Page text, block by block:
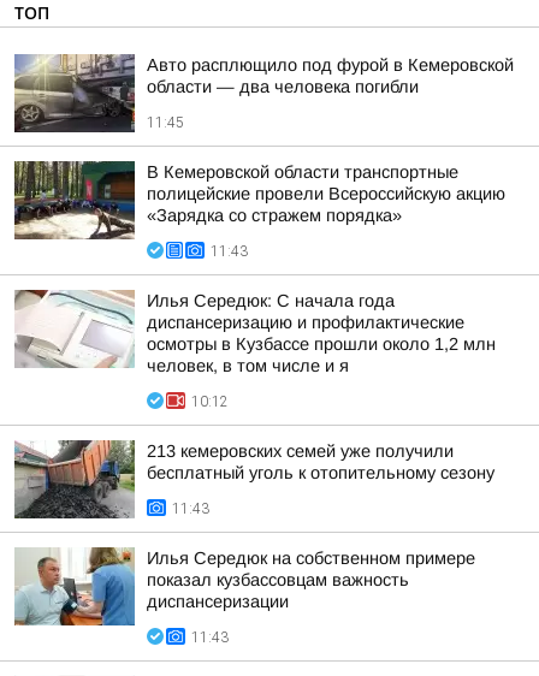
ТОП
Авто расплющило под фурой в Кемеровской
области — два человека погибли
11:45
В Кемеровской области транспортные
полицейские провели Всероссийскую акцию
«Зарядка со стражем порядка»
11:43
Илья Середюк: С начала года
диспансеризацию и профилактические
осмотры в Кузбассе прошли около 1,2 млн
человек, в том числе и я
10:12
213 кемеровских семей уже получили
бесплатный уголь к отопительному сезону
11:43
Илья Середюк на собственном примере
показал кузбассовцам важность
диспансеризации
11:43